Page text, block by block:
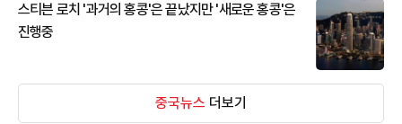
스티븐 로치 '과거의 홍콩'은 끝났지만 '새로운 홍콩'은
진행중
중국뉴스 더보기